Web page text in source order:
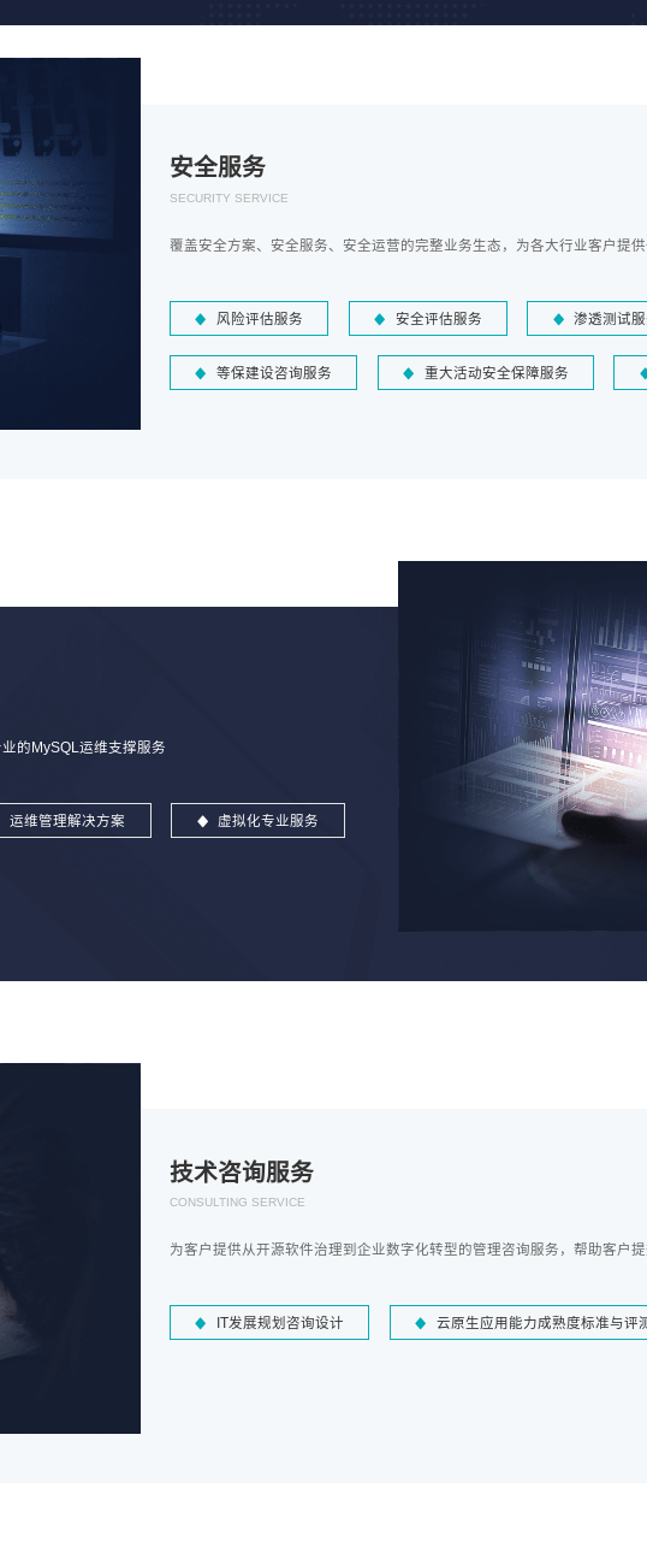
安全服务
SECURITY SERVICE
覆盖安全方案、安全服务、安全运营的完整业务生态，为各大行业客户提
风险评估服务 安全评估服务 渗透测试服
等保建设咨询服务 重大活动安全保障服务
的MySQL运维支撑服务
运维管理解决方案 虚拟化专业服务
技术咨询服务
CONSULTING SERVICE
为客户提供从开源软件治理到企业数字化转型的管理咨询服务，帮助客户
IT发展规划咨询设计 云原生应用能力成熟度标准与评